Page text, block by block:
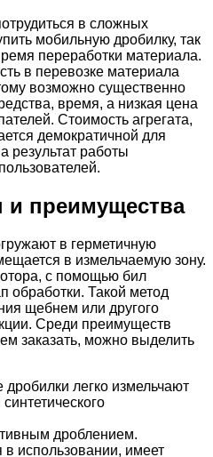
в сложных
мобильную дробилку, так
переработки материала.
в перевозке материала
возможно существенно
время, а низкая цена
Стоимость агрегата,
демократичной для
результат работы
преимущества
в герметичную
в измельчаемую зону.
с помощью бил
обработки. Такой метод
щебнем или другого
Среди преимуществ
заказать, можно выделить
легко измельчают
дроблением.
использовании, имеет